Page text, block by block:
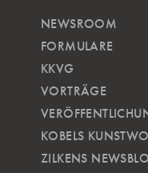
NEWSROOM
FORMULARE
KKVG
VORTRÄGE
KOBELS
ZILKENS